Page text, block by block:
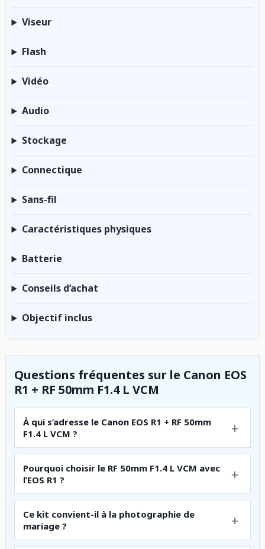
Viseur
Flash
Vidéo
Audio
Stockage
Connectique
Sans-fil
Caractéristiques physiques
Batterie
Conseils d’achat
Objectif inclus
Questions fréquentes sur le Canon EOS
R1 + RF 50mm F1.4 L VCM
À qui s’adresse le Canon EOS R1 + RF 50mm
F1.4 L VCM ?
Pourquoi choisir le RF 50mm F1.4 L VCM avec
l’EOS R1 ?
Ce kit convient-il à la photographie de
mariage ?